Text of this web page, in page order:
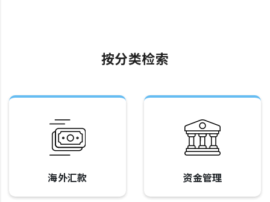
按分类检索
海外汇款 资金管理